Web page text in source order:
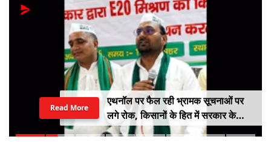
एथनॉल पर फैल रही भ्रामक सूचनाओं पर
लगे रोक, किसानों के हित में सरकार के
सकारात्मक निर्णयों का हो समर्थन
Read More